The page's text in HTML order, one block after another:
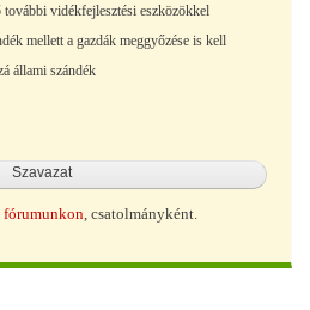
további vidékfejlesztési eszközökkel
mellett a gazdák meggyőzése is kell
állami szándék
fórumunkon, csatolmányként.